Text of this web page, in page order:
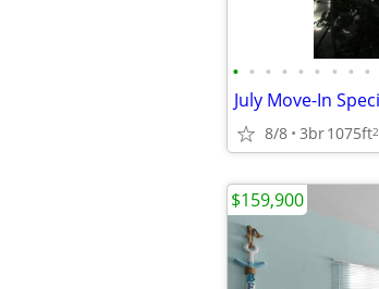
• • • • • • • • •
8/8 3br1075ft2
$159,900